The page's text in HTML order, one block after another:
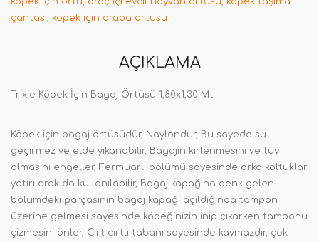
çantası, köpek için araba örtüsü
AÇIKLAMA
Trixie Köpek İçin Bagaj Örtüsü 1,80x1,30 Mt
Köpek için bagaj örtüsüdür, Naylondur, Bu sayede su
geçirmez ve elde yıkanabilir, Bagajın kirlenmesini ve tüy
olmasını engeller, Fermuarlı bölümü sayesinde arka koltuklar
yatırılarak da kullanılabilir, Bagaj kapağına denk gelen
bölümdeki parçasının bagaj kapağı açıldığında tampon
üzerine gelmesi sayesinde köpeğinizin inip çıkarken tamponu
çizmesini önler, Cırt cırtlı tabanı sayesinde kaymazdır, çok